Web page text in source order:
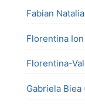
Fabian
Florentina Ion
Florentina-
Gabriela Biea